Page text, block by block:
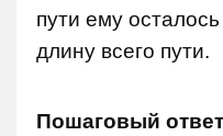
пути ему
длину всего пути.
Пошаговый ответ